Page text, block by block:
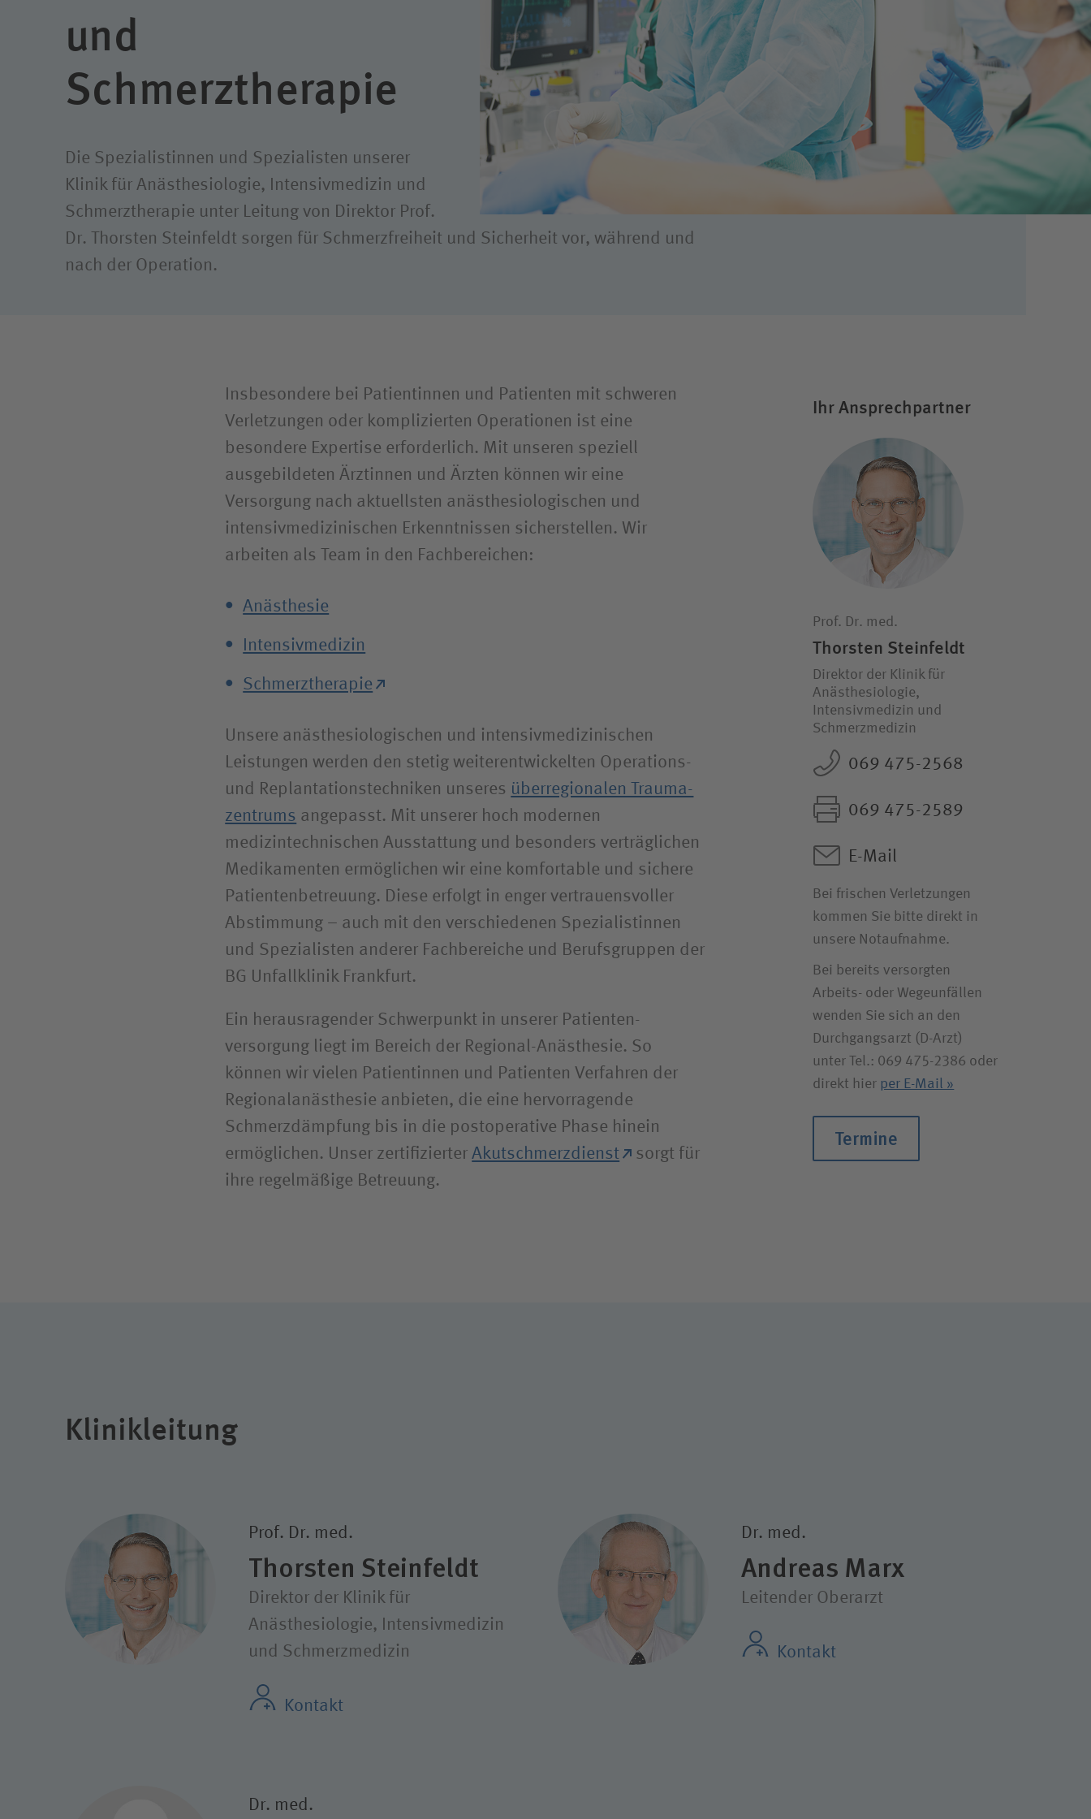
Klimaschutz
Weitere
und
Schmerztherapie
Die Spezialistinnen und Spezialisten unserer
Klinik für Anästhesiologie, Intensivmedizin und
Schmerztherapie unter Leitung von Direktor Prof.
Dr. Thorsten Steinfeldt sorgen für Schmerzfreiheit und Sicherheit vor, während und
nach der Operation.
Ihr Ansprechpartner
Prof. Dr. med.
Thorsten Steinfeldt
Direktor der Klinik für
Anästhesiologie,
Intensivmedizin und
Schmerzmedizin
069 475-2568
069 475-2589
E-Mail
Bei frischen Verletzungen
kommen Sie bitte direkt in
unsere Notaufnahme.
Bei bereits versorgten
Arbeits- oder Wegeunfällen
wenden Sie sich an den
Durchgangsarzt (D-Arzt)
unter Tel.: 069 475-2386 oder
direkt hier per E-Mail »
Termine
Insbesondere bei Patientinnen und Patienten mit schweren
Verletzungen oder komplizierten Operationen ist eine
besondere Expertise erforderlich. Mit unseren speziell
ausgebildeten Ärztinnen und Ärzten können wir eine
Versorgung nach aktuellsten anästhesiologischen und
intensivmedizinischen Erkenntnissen sicherstellen. Wir
arbeiten als Team in den Fachbereichen:
Anästhesie
Intensivmedizin
Schmerztherapie
Unsere anästhesio­logischen und intensiv­medizinischen
Leistungen werden den stetig weiter­entwickelten Operations-
und Replantations­techniken unseres überregionalen Trauma­
zentrums angepasst. Mit unserer hoch modernen
medizintechnischen Ausstattung und besonders verträglichen
Medikamenten ermöglichen wir eine komfortable und sichere
Patientenbetreuung. Diese erfolgt in enger vertrauensvoller
Abstimmung – auch mit den verschiedenen Spezialistinnen
und Spezialisten anderer Fachbereiche und Berufsgruppen der
BG Unfallklinik Frankfurt.
Ein herausragender Schwerpunkt in unserer Patienten­
versorgung liegt im Bereich der Regional-Anästhesie. So
können wir vielen Patientinnen und Patienten Verfahren der
Regional­anästhesie anbieten, die eine hervorragende
Schmerzdämpfung bis in die postoperative Phase hinein
ermöglichen. Unser zertifizierterAkutschmerz­dienst
sorgt für
ihre regelmäßige Betreuung.
Klinikleitung
Prof. Dr. med.
Thorsten Steinfeldt
Direktor der Klinik für
Anästhesiologie, Intensivmedizin
und Schmerzmedizin
Kontakt
Dr. med.
Andreas Marx
Leitender Oberarzt
Kontakt
Dr. med.